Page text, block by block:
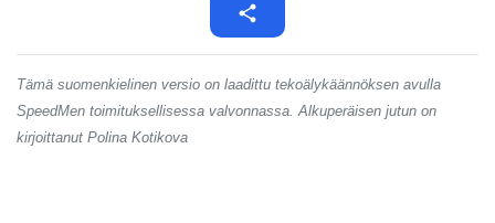
Tämä suomenkielinen versio on laadittu tekoälykäännöksen avulla
SpeedMen toimituksellisessa valvonnassa. Alkuperäisen jutun on
kirjoittanut Polina Kotikova